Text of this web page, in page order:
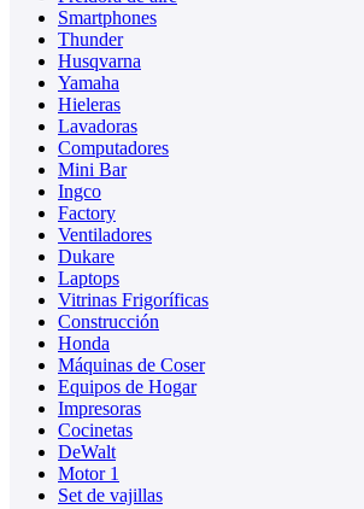
Smartphones
Thunder
Husqvarna
Yamaha
Hieleras
Lavadoras
Computadores
Mini Bar
Ingco
Factory
Ventiladores
Dukare
Laptops
Vitrinas Frigoríficas
Construcción
Honda
Máquinas de Coser
Equipos de Hogar
Impresoras
Cocinetas
DeWalt
Motor 1
Set de vajillas